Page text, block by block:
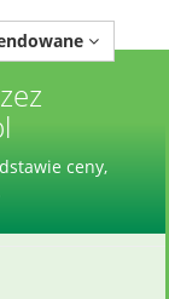
ceny,